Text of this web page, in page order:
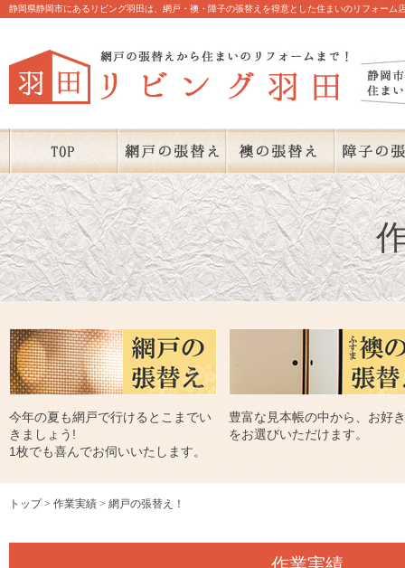
静岡県静岡市にあるリビング羽田は、網戸・襖・障子の張替えを得意とした住まいのリフォーム
今年の夏も網戸で行けるとこまでい
きましょう!
1枚でも喜んでお伺いいたします。
豊富な見本帳の中から、お好
をお選びいただけます。
トップ 作業実績 網戸の張替え！